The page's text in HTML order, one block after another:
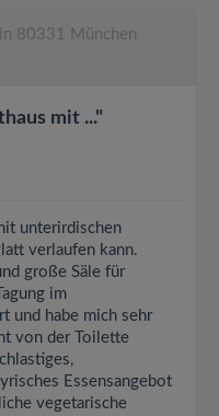
in 80331 München
mit ..."
unterirdischen
verlaufen kann.
große Säle für
im
und habe mich sehr
von der Toilette
Essensangebot
vegetarische